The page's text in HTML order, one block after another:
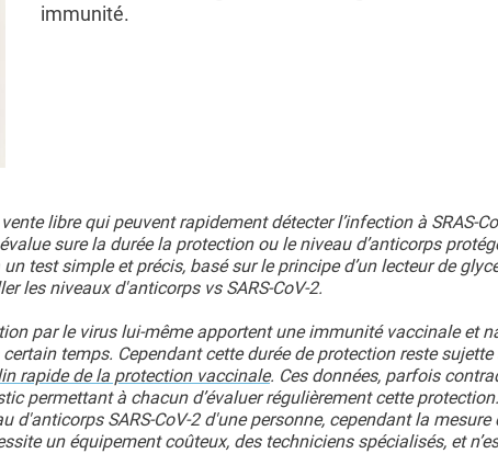
immunité.
libre qui peuvent rapidement détecter l’infection à SRAS-
sure la durée la protection ou le niveau d’anticorps
test simple et précis, basé sur le principe d’un lecteur de
les niveaux d'anticorps vs SARS-CoV-2.
par le virus lui-même apportent une immunité vaccinale et
temps. Cependant cette durée de protection reste sujette
rapide de la protection vaccinale. Ces données, parfois
permettant à chacun d’évaluer régulièrement cette
SARS-CoV-2 d'une personne, cependant la mesure
un équipement coûteux, des techniciens spécialisés, et